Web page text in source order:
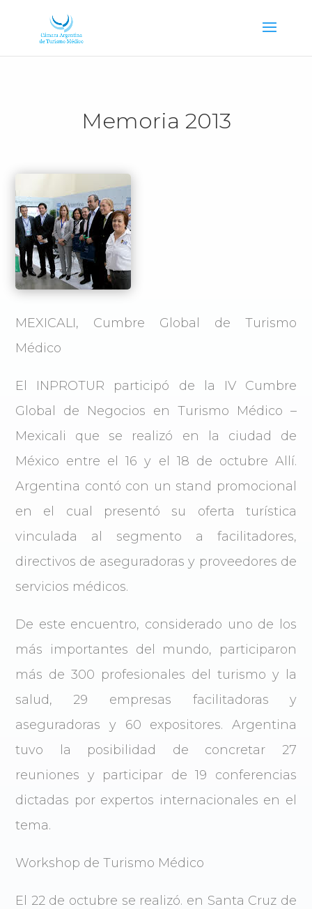
Memoria 2013
MEXICALI, Cumbre Global de Turismo
Médico
El INPROTUR participó de la IV Cumbre
Global de Negocios en Turismo Médico –
Mexicali que se realizó en la ciudad de
México entre el 16 y el 18 de octubre Allí.
Argentina contó con un stand promocional
en el cual presentó su oferta turística
vinculada al segmento a facilitadores,
directivos de aseguradoras y proveedores de
servicios médicos.
De este encuentro, considerado uno de los
más importantes del mundo, participaron
más de 300 profesionales del turismo y la
salud, 29 empresas facilitadoras y
aseguradoras y 60 expositores. Argentina
tuvo la posibilidad de concretar 27
reuniones y participar de 19 conferencias
dictadas por expertos internacionales en el
tema.
Workshop de Turismo Médico
El 22 de octubre se realizó. en Santa Cruz de